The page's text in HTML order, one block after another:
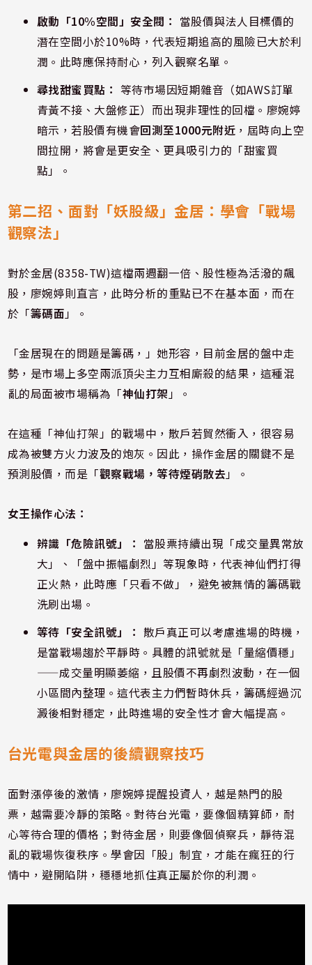
啟動「10%空間」安全閥： 當股價與法人目標價的
潛在空間小於10%時，代表短期追高的風險已大於利
潤。此時應保持耐心，列入觀察名單。
尋找甜蜜買點： 等待市場因短期雜音（如AWS訂單
青黃不接、大盤修正）而出現非理性的回檔。廖婉婷
暗示，若股價有機會回測至1000元附近 ，屆時向上空
間拉開，將會是更安全、更具吸引力的「甜蜜買
點」。
第二招、面對「妖股級」金居：學會「戰場
觀察法」
對於金居(8358-TW)這檔兩週翻一倍、股性極為活潑的飆
股，廖婉婷則直言，此時分析的重點已不在基本面，而在
於「籌碼面 」。
「金居現在的問題是籌碼，」她形容，目前金居的盤中走
勢，是市場上多空兩派頂尖主力互相廝殺的結果，這種混
亂的局面被市場稱為「神仙打架 」。
在這種「神仙打架」的戰場中，散戶若貿然衝入，很容易
成為被雙方火力波及的炮灰。因此，操作金居的關鍵不是
預測股價，而是「觀察戰場，等待煙硝散去」。
女王操作心法：
辨識「危險訊號」： 當股票持續出現「成交量異常放
大」、「盤中振幅劇烈」等現象時，代表神仙們打得
正火熱，此時應「只看不做」，避免被無情的籌碼戰
洗刷出場。
等待「安全訊號」： 散戶真正可以考慮進場的時機，
是當戰場趨於平靜時。具體的訊號就是「量縮價穩」
——成交量明顯萎縮，且股價不再劇烈波動，在一個
小區間內整理。這代表主力們暫時休兵，籌碼經過沉
澱後相對穩定，此時進場的安全性才會大幅提高。
台光電與金居的後續觀察技巧
面對漲停後的激情，廖婉婷提醒投資人，越是熱門的股
票，越需要冷靜的策略。對待台光電，要像個精算師，耐
心等待合理的價格；對待金居，則要像個偵察兵，靜待混
亂的戰場恢復秩序。學會因「股」制宜，才能在瘋狂的行
情中，避開陷阱，穩穩地抓住真正屬於你的利潤。